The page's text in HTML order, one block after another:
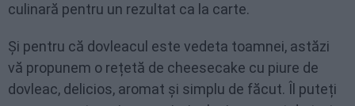
culinară pentru un rezultat ca la carte.
Și pentru că dovleacul este vedeta toamnei, astăzi
vă propunem o rețetă de cheesecake cu piure de
dovleac, delicios, aromat și simplu de făcut. Îl puteți